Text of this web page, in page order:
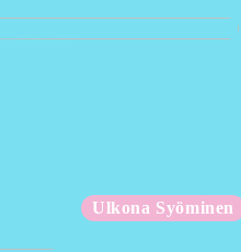
Ulkona Syöminen